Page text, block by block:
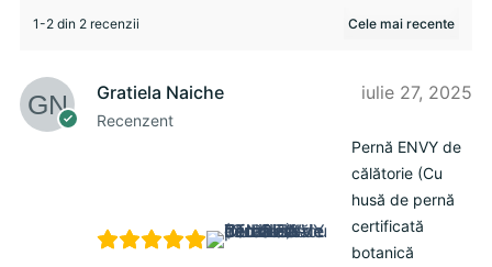
1-2 din 2 recenzii
Gratiela Naiche
Recenzent
iulie 27, 2025
Pernă ENVY de
călătorie (Cu
husă de pernă
certificată
botanică